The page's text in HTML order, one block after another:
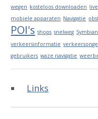
wegen kosteloos downloaden
mobiele apparaten Navigatie
POI's shops snelweg Symbian
verkeersinformatie
gebruikers waze navigatie
Links